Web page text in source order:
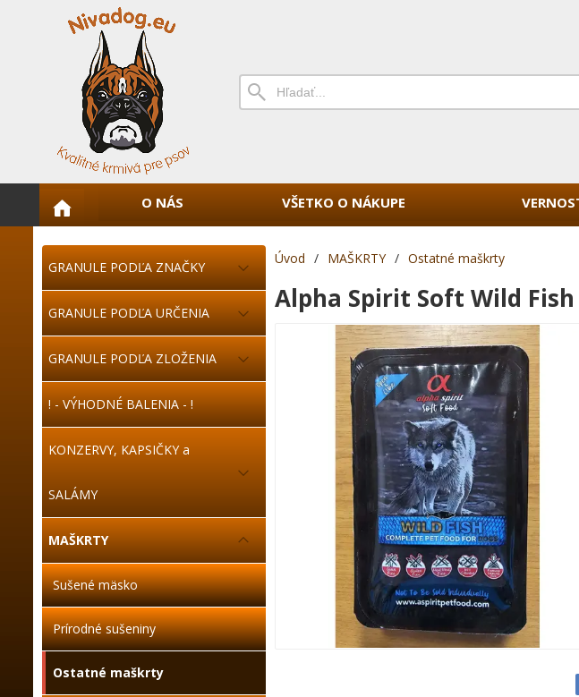
O NÁS VŠETKO O NÁKUPE
GRANULE PODĽA ZNAČKY
GRANULE PODĽA URČENIA
GRANULE PODĽA ZLOŽENIA
! - VÝHODNÉ BALENIA - !
KONZERVY, KAPSIČKY a
SALÁMY
MAŠKRTY
Sušené mäsko
Prírodné sušeniny
Ostatné maškrty
Úvod / MAŠKRTY / Ostatné maškrty
Alpha Spirit Soft Wild Fish